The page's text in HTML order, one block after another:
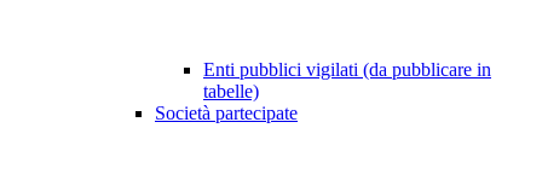
Enti pubblici vigilati (da pubblicare in
tabelle)
Società partecipate